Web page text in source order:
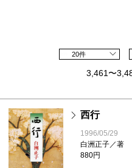
20件
3,461〜
西行
1996/05/29
白洲正子／著
880円